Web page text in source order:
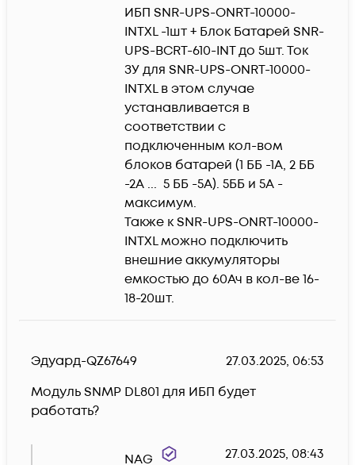
ИБП SNR-UPS-ONRT-10000-
INTXL -1шт + Блок Батарей SNR-
UPS-BCRT-610-INT до 5шт. Ток
ЗУ для SNR-UPS-ONRT-10000-
INTXL в этом случае
устанавливается в
соответствии с
подключенным кол-вом
блоков батарей (1 ББ -1А, 2 ББ
-2А ...  5 ББ -5А). 5ББ и 5А -
максимум.
Также к SNR-UPS-ONRT-10000-
INTXL можно подключить
внешние аккумуляторы
емкостью до 60Ач в кол-ве 16-
18-20шт.
Эдуард-QZ67649
27.03.2025, 06:53
Модуль SNMP DL801 для ИБП будет
работать?
NAG 27.03.2025, 08:43